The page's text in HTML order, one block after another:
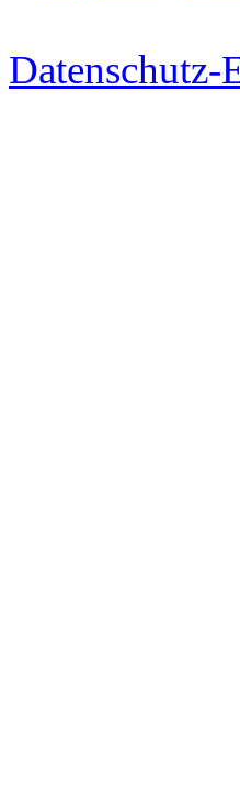
Datenschutz-